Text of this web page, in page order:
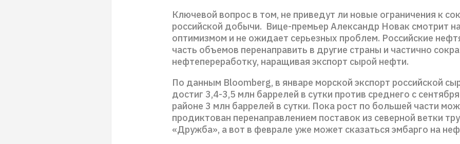
Ключевой вопрос в том, не приведут ли новые ограничения к
российской добычи. Вице-премьер Александр Новак смотрит
оптимизмом и не ожидает серьезных проблем. Российские
часть объемов перенаправить в другие страны и частично
нефтепереработку, наращивая экспорт сырой нефти.
По данным Bloomberg, в январе морской экспорт российской
достиг 3,4-3,5 млн баррелей в сутки против среднего с
районе 3 млн баррелей в сутки. Пока рост по большей части
продиктован перенаправлением поставок из северной ветки
«Дружба», а вот в феврале уже может сказаться эмбарго на